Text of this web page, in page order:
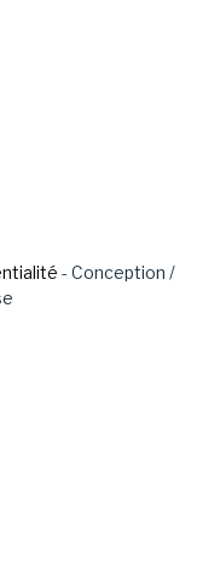
- Conception /